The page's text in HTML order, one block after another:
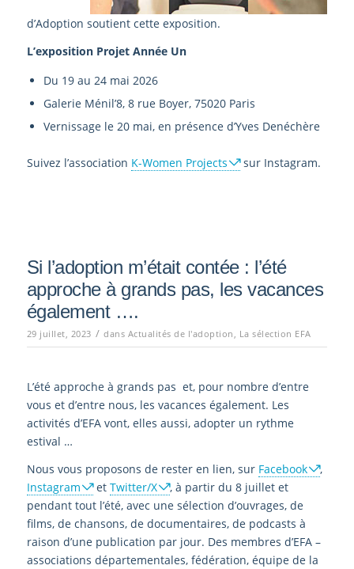
d’Adoption soutient cette exposition.
L’exposition Projet Année Un
Du 19 au 24 mai 2026
Galerie Ménil’8, 8 rue Boyer, 75020 Paris
Vernissage le 20 mai, en présence d’Yves Denéchère
Suivez l’association K-Women Projects sur Instagram.
Si l’adoption m’était contée : l’été
approche à grands pas, les vacances
également ….
29 juillet, 2023 / dans Actualités de l'adoption , La sélection EFA
L’été approche à grands pas et, pour nombre d’entre
vous et d’entre nous, les vacances également. Les
activités d’EFA vont, elles aussi, adopter un rythme
estival …
Nous vous proposons de rester en lien, sur Facebook
,
Instagram
et Twitter/X
, à partir du 8 juillet et
pendant tout l’été, avec une sélection d’ouvrages, de
films, de chansons, de documentaires, de podcasts à
raison d’une publication par jour. Des membres d’EFA –
associations départementales, fédération, équipe de la